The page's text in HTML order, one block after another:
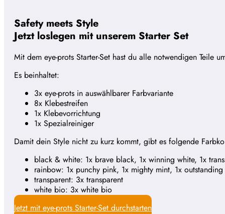
Safety meets Style
Jetzt loslegen mit unserem Starter Set
Mit dem eye-prots Starter-Set hast du alle notwendigen Teile
Es beinhaltet:
3x eye-prots in auswählbarer Farbvariante
8x Klebestreifen
1x Klebevorrichtung
1x Spezialreiniger
Damit dein Style nicht zu kurz kommt, gibt es folgende
black & white: 1x brave black, 1x winning white, 1x
rainbow: 1x punchy pink, 1x mighty mint, 1x
transparent: 3x transparent
white bio: 3x white bio
Jetzt mit eye-prots Starter-Set durchstarten